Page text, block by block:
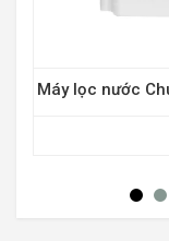
Máy lọc nước